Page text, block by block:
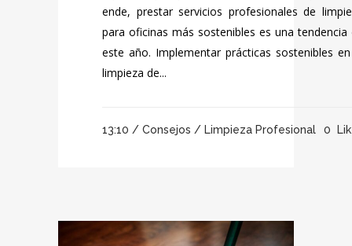
ende, prestar servicios profesionales de
para oficinas más sostenibles es una tendencia
este año. Implementar prácticas sostenibles
limpieza de...
13:10 / Consejos / Limpieza Profesional 0